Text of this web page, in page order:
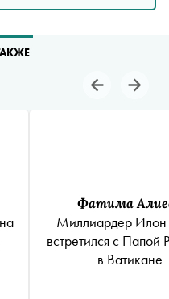
Фатима
Миллиардер
встретился с Папой
в Ватикане